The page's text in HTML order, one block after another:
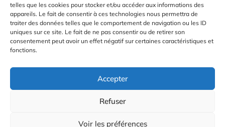
telles que les cookies pour stocker et/ou accéder aux informations des
appareils. Le fait de consentir à ces technologies nous permettra de
traiter des données telles que le comportement de navigation ou les ID
uniques sur ce site. Le fait de ne pas consentir ou de retirer son
consentement peut avoir un effet négatif sur certaines caractéristiques et
fonctions.
Accepter
Refuser
Voir les préférences
Gestion des Cookies
© 2026 Radio Calade